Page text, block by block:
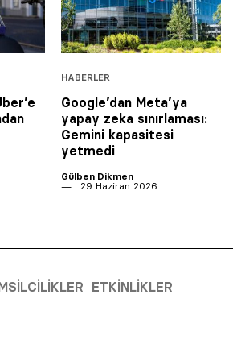
HABERLER
Google’dan Meta’ya
yapay zeka sınırlaması:
Gemini kapasitesi
yetmedi
Gülben Dikmen
29 Haziran 2026
ETKINLIKLER